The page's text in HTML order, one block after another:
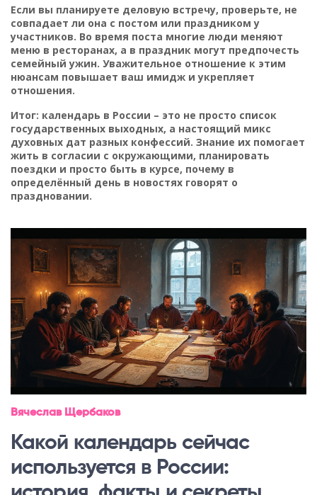
Если вы планируете деловую встречу, проверьте, не
совпадает ли она с постом или праздником у
участников. Во время поста многие люди меняют
меню в ресторанах, а в праздник могут предпочесть
семейный ужин. Уважительное отношение к этим
нюансам повышает ваш имидж и укрепляет
отношения.
Итог: календарь в России – это не просто список
государственных выходных, а настоящий микс
духовных дат разных конфессий. Знание их помогает
жить в согласии с окружающими, планировать
поездки и просто быть в курсе, почему в
определённый день в новостях говорят о
праздновании.
Вячеслав Щербаков
Какой календарь сейчас
используется в России: